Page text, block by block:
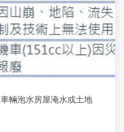
輛泡水房屋淹水或土地